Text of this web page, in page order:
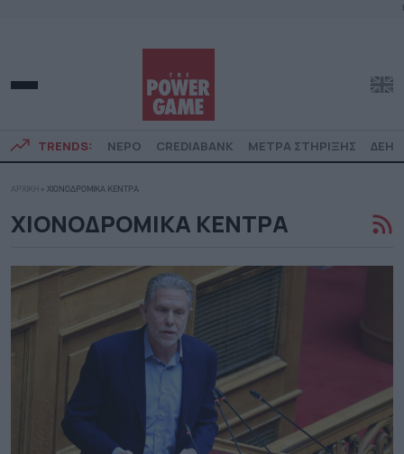
TRENDS: ΝΕΡΟ CREDIABANK ΜΕΤΡΑ ΣΤΗΡΙΞΗΣ ΔΕΗ
ΑΡΧΙΚΗ » ΧΙΟΝΟΔΡΟΜΙΚΑ ΚΕΝΤΡΑ
ΧΙΟΝΟΔΡΟΜΙΚΑ ΚΕΝΤΡΑ